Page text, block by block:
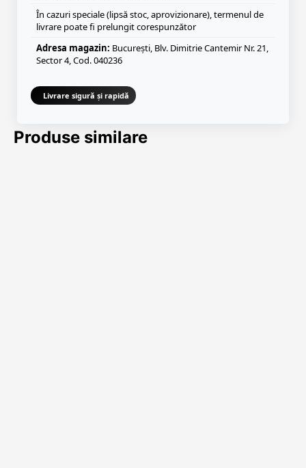
În cazuri speciale (lipsă stoc, aprovizionare), termenul de
livrare poate fi prelungit corespunzător
Adresa magazin: București, Blv. Dimitrie Cantemir Nr. 21,
Sector 4, Cod. 040236
Livrare sigură și rapidă
Produse similare